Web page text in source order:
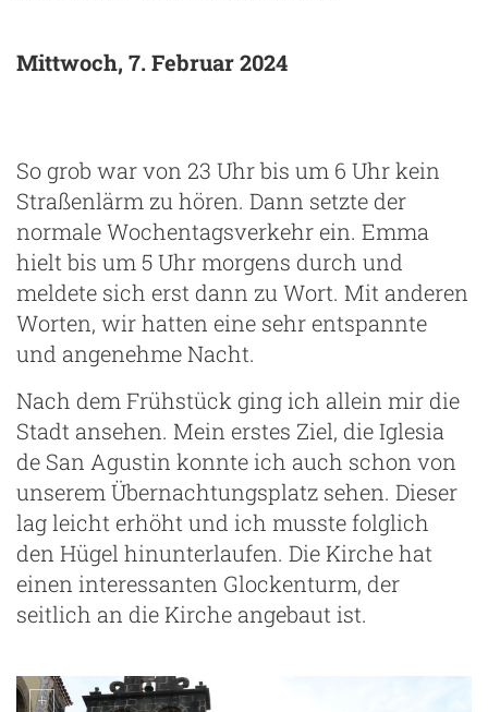
Mittwoch, 7. Februar 2024
So grob war von 23 Uhr bis um 6 Uhr kein
Straßenlärm zu hören. Dann setzte der
normale Wochentagsverkehr ein. Emma
hielt bis um 5 Uhr morgens durch und
meldete sich erst dann zu Wort. Mit anderen
Worten, wir hatten eine sehr entspannte
und angenehme Nacht.
Nach dem Frühstück ging ich allein mir die
Stadt ansehen. Mein erstes Ziel, die Iglesia
de San Agustin konnte ich auch schon von
unserem Übernachtungsplatz sehen. Dieser
lag leicht erhöht und ich musste folglich
den Hügel hinunterlaufen. Die Kirche hat
einen interessanten Glockenturm, der
seitlich an die Kirche angebaut ist.